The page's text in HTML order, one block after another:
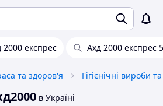
2000 експрес Ахд 2000 експрес
та здоров'я Гігієнічні вироби
в Україні